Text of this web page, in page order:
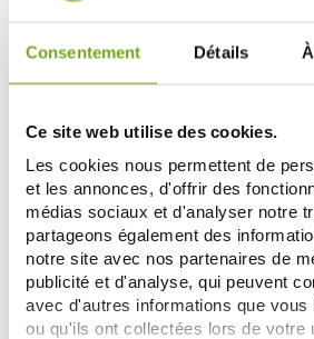
Consentement Détails
Ce site web utilise des cookies.
Les cookies nous permettent de
et les annonces, d'offrir des
médias sociaux et d'analyser notre
partageons également des
notre site avec nos partenaires de
publicité et d'analyse, qui peuvent
avec d'autres informations que vous
ou qu'ils ont collectées lors de votre
ACM MEDISUN+ SPRAY FAMILLE
SPF50 200ML
12,60 €
AÑADIR A LA CESTA
ACM